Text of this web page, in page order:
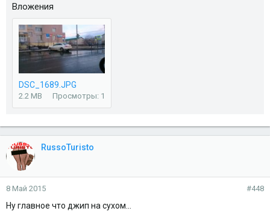
Вложения
DSC_1689.JPG
2.2 MB Просмотры: 1
RussoTuristo
8 Май 2015 #448
Ну главное что джип на сухом...